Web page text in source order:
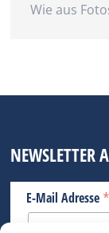
Wie aus
NEWSLETTER
E-Mail Adresse *